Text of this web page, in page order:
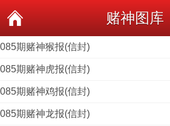
赌神图库
085期赌神猴报(信封)
085期赌神虎报(信封)
085期赌神鸡报(信封)
085期赌神龙报(信封)